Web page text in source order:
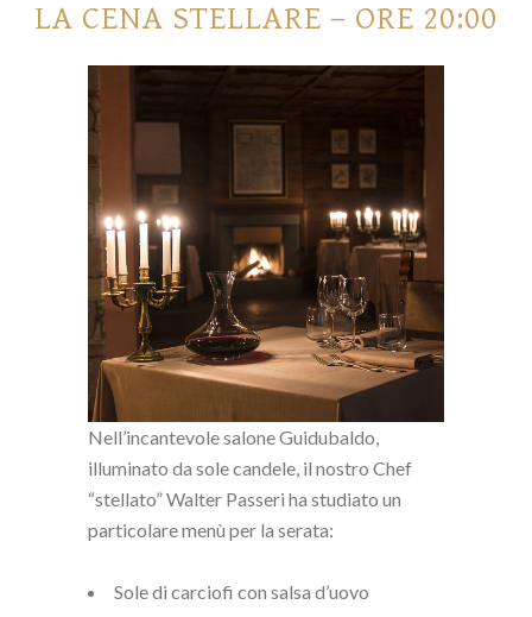
LA CENA STELLARE – ORE 20:00
Nell’incantevole salone Guidubaldo,
illuminato da sole candele, il nostro Chef
“stellato” Walter Passeri ha studiato un
particolare menù per la serata:
Sole di carciofi con salsa d’uovo